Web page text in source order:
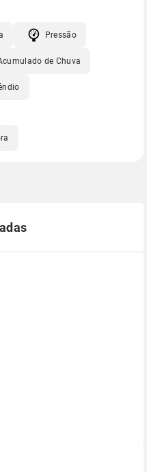
Pressão
de Chuva